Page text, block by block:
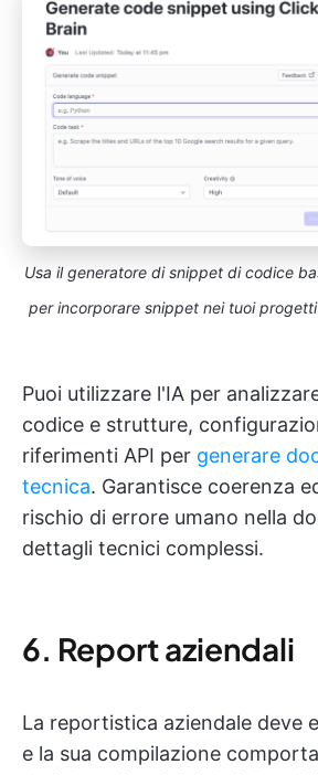
Usa il generatore di snippet di codice
per incorporare snippet nei tuoi
Puoi utilizzare l'IA per
codice e strutture,
riferimenti API per generare
tecnica. Garantisce coerenza
rischio di errore umano nella
dettagli tecnici complessi.
6. Report aziendali
La reportistica aziendale deve
e la sua compilazione